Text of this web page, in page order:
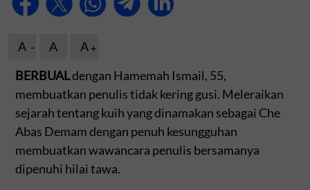
A A
A
BERBUALdengan Hamemah Ismail, 55,
membuatkan penulis tidak kering gusi. Meleraikan
sejarah tentang kuih yang dinamakan sebagai Che
Abas Demam dengan penuh kesungguhan
membuatkan wawancara penulis bersamanya
dipenuhi hilai tawa.